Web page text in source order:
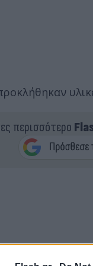
περισσότερο